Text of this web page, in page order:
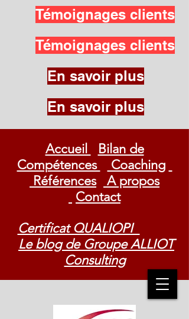
Accueil
Bilan de
Compétences
Coaching
Références
A propos
Contact
Certificat QUALIOPI
Le blog de Groupe ALLIOT
Consulting
En savoir plus
En savoir plus
Témoignages clients
Témoignages clients